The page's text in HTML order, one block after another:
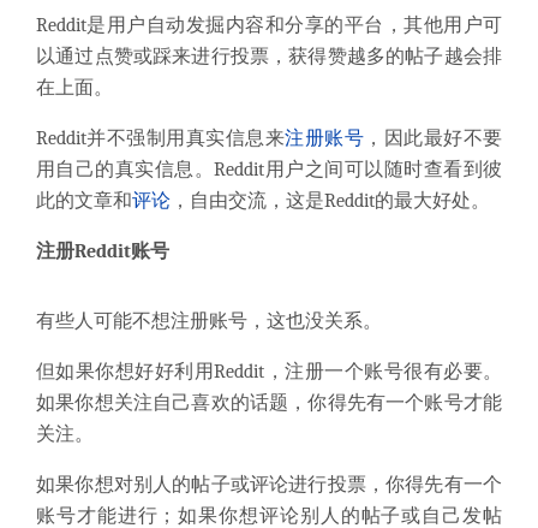
Reddit是用户自动发掘内容和分享的平台，其他用户可
以通过点赞或踩来进行投票，获得赞越多的帖子越会排
在上面。
Reddit并不强制用真实信息来注册账号 ，因此最好不要
用自己的真实信息。Reddit用户之间可以随时查看到彼
此的文章和评论 ，自由交流，这是Reddit的最大好处。
注册Reddit账号
有些人可能不想注册账号，这也没关系。
但如果你想好好利用Reddit，注册一个账号很有必要。
如果你想关注自己喜欢的话题，你得先有一个账号才能
关注。
如果你想对别人的帖子或评论进行投票，你得先有一个
账号才能进行；如果你想评论别人的帖子或自己发帖